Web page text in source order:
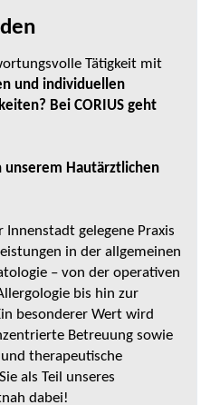
Tätigkeit mit
und individuellen
Bei CORIUS geht
Hautärztlichen
Innenstadt gelegene Praxis
in der allgemeinen
– von der operativen
bis hin zur
besonderer Wert wird
Betreuung sowie
therapeutische
als Teil unseres
dabei!